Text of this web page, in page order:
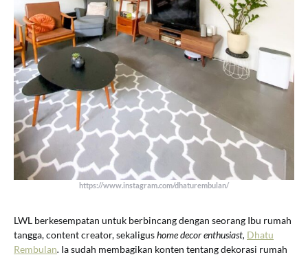
https://www.instagram.com/dhaturembulan/
LWL berkesempatan untuk berbincang dengan seorang Ibu rumah
tangga, content creator, sekaligushome decor enthusiast, Dhatu
Rembulan. Ia sudah membagikan konten tentang dekorasi rumah